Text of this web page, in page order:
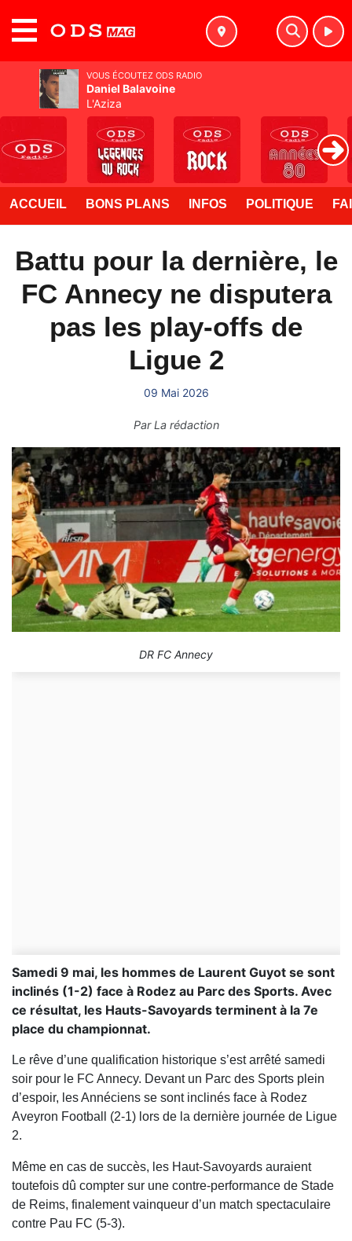
ACCUEIL BONS PLANS INFOS POLITIQUE
Battu pour la dernière, le
FC Annecy ne disputera
pas les play-offs de
Ligue 2
09 Mai 2026
ParLa rédaction
DR FC Annecy
Samedi 9 mai, les hommes de Laurent Guyot se sont
inclinés (1-2) face à Rodez au Parc des Sports. Avec
ce résultat, les Hauts-Savoyards terminent à la 7e
place du championnat.
Le rêve d’une qualification historique s’est arrêté samedi
soir pour le FC Annecy. Devant un Parc des Sports plein
d’espoir, les Annéciens se sont inclinés face à Rodez
Aveyron Football (2-1) lors de la dernière journée de Ligue
2.
Même en cas de succès, les Haut-Savoyards auraient
toutefois dû compter sur une contre-performance de Stade
de Reims, finalement vainqueur d’un match spectaculaire
contre Pau FC (5-3).
VOUS ÉCOUTEZ ODS RADIO
Daniel Balavoine
L'Aziza